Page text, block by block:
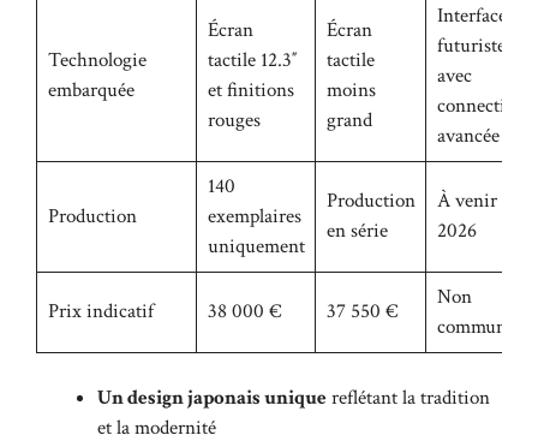
Technologie
embarquée
Écran
tactile 12.3″
et finitions
rouges
Écran
tactile
moins
grand
Interface
futuriste
avec
connectivité
avancée
Production
140
exemplaires
uniquement
Production
en série
À venir fin
2026
Prix indicatif 38 000 € 37 550 €
Non
Un design japonais uniquereflétant la tradition
et la modernité